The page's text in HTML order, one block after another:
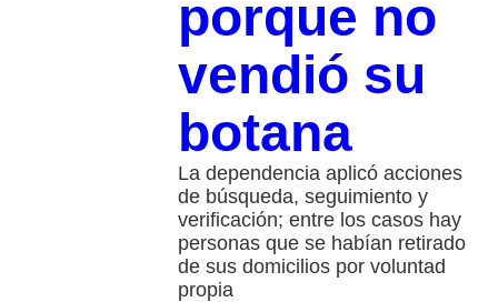
porque no
vendió su
botana
La dependencia aplicó acciones
de búsqueda, seguimiento y
verificación; entre los casos hay
personas que se habían retirado
de sus domicilios por voluntad
propia